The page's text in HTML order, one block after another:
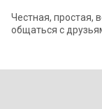
Честная, простая,
общаться с